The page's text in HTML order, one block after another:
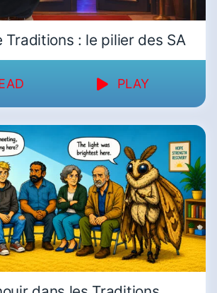
Traditions : le pilier des SA
PLAY